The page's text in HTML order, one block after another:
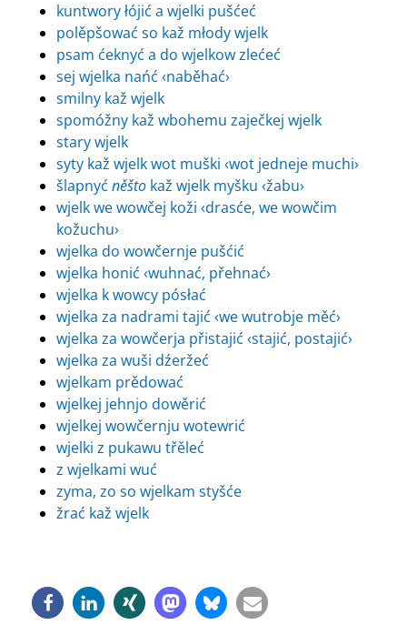
kuntwory łójić a wjelki pušćeć
polěpšować so kaž młody wjelk
psam ćeknyć a do wjelkow zlećeć
sej wjelka nańć ‹naběhać›
smilny kaž wjelk
spomóžny kaž wbohemu zaječkej wjelk
stary wjelk
syty kaž wjelk wot muški ‹wot jedneje muchi›
šlapnyć něšto kaž wjelk myšku ‹žabu›
wjelk we wowčej koži ‹drasće, we wowčim
kožuchu›
wjelka do wowčernje pušćić
wjelka honić ‹wuhnać, přehnać›
wjelka k wowcy pósłać
wjelka za nadrami tajić ‹we wutrobje měć›
wjelka za wowčerja přistajić ‹stajić, postajić›
wjelka za wuši dźeržeć
wjelkam prědować
wjelkej jehnjo dowěrić
wjelkej wowčernju wotewrić
wjelki z pukawu třěleć
z wjelkami wuć
zyma, zo so wjelkam styšće
žrać kaž wjelk